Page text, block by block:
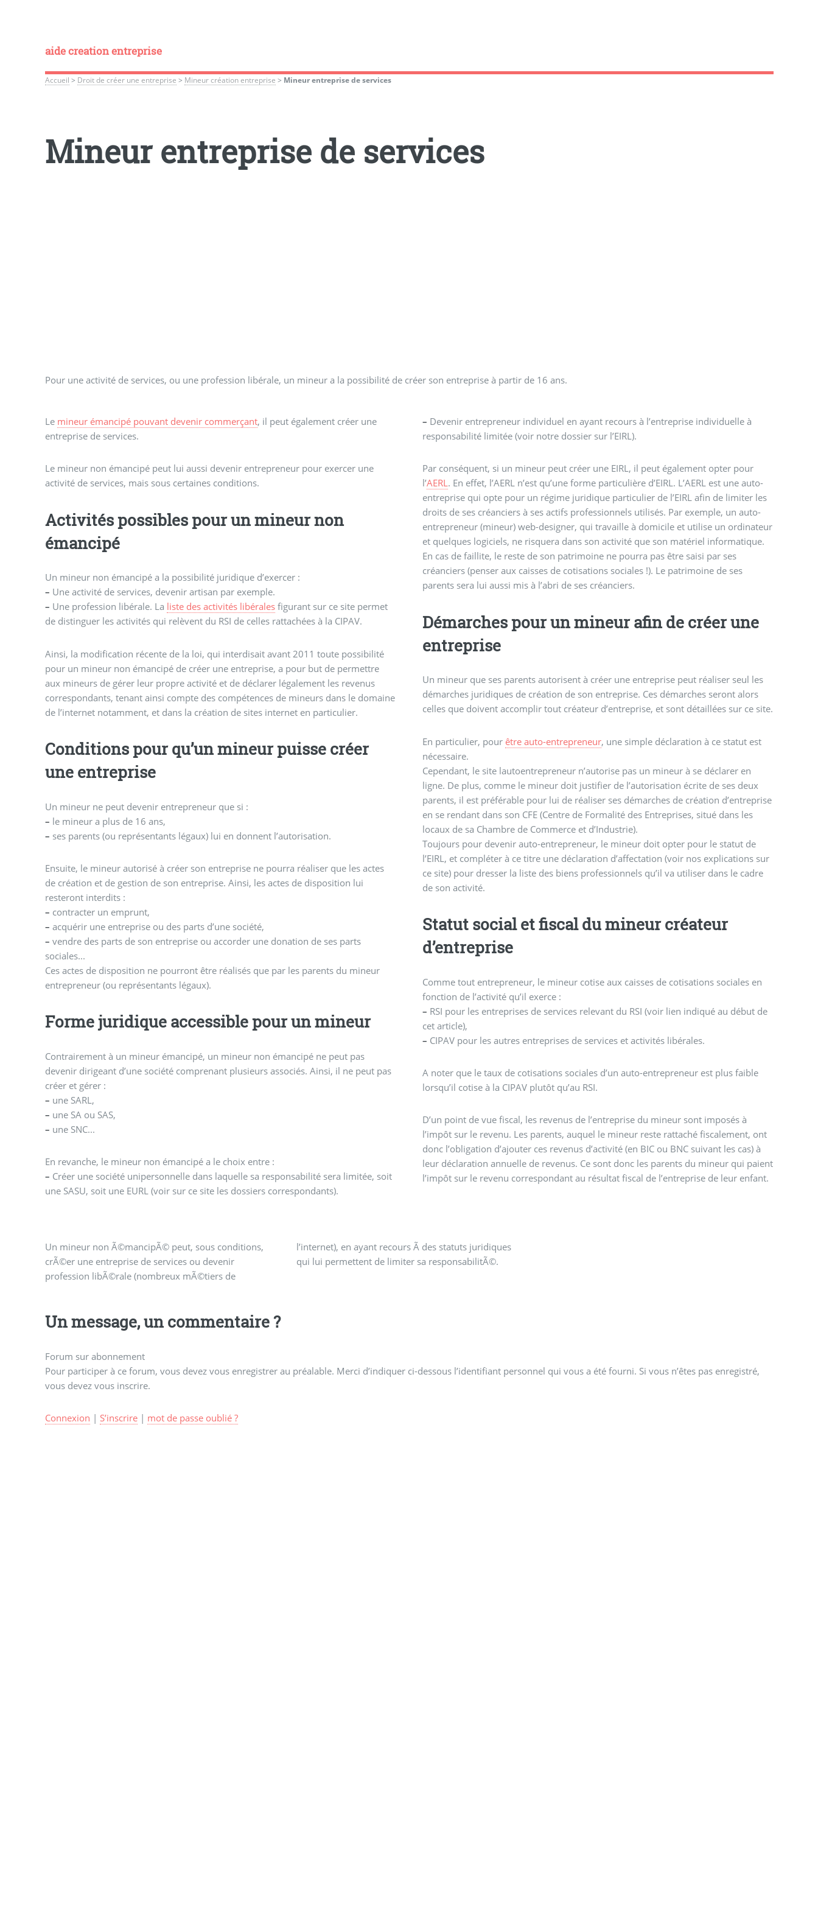
aide creation entreprise
Accueil > Droit de créer une entreprise > Mineur création entreprise > Mineur entreprise de services
Mineur entreprise de services
Pour une activité de services, ou une profession libérale, un mineur a la possibilité de créer son entreprise à partir de 16 ans.
Le mineur émancipé pouvant devenir commerçant, il peut également créer une
entreprise de services.
Le mineur non émancipé peut lui aussi devenir entrepreneur pour exercer une
activité de services, mais sous certaines conditions.
Activités possibles pour un mineur non
émancipé
Un mineur non émancipé a la possibilité juridique d’exercer :
– Une activité de services, devenir artisan par exemple.
– Une profession libérale. La liste des activités libéralesfigurant sur ce site permet
de distinguer les activités qui relèvent du RSI de celles rattachées à la CIPAV.
Ainsi, la modification récente de la loi, qui interdisait avant 2011 toute possibilité
pour un mineur non émancipé de créer une entreprise, a pour but de permettre
aux mineurs de gérer leur propre activité et de déclarer légalement les revenus
correspondants, tenant ainsi compte des compétences de mineurs dans le domaine
de l’internet notamment, et dans la création de sites internet en particulier.
Conditions pour qu’un mineur puisse créer
une entreprise
Un mineur ne peut devenir entrepreneur que si :
– le mineur a plus de 16 ans,
– ses parents (ou représentants légaux) lui en donnent l’autorisation.
Ensuite, le mineur autorisé à créer son entreprise ne pourra réaliser que les actes
de création et de gestion de son entreprise. Ainsi, les actes de disposition lui
resteront interdits :
– contracter un emprunt,
– acquérir une entreprise ou des parts d’une société,
– vendre des parts de son entreprise ou accorder une donation de ses parts
sociales...
Ces actes de disposition ne pourront être réalisés que par les parents du mineur
entrepreneur (ou représentants légaux).
Forme juridique accessible pour un mineur
Contrairement à un mineur émancipé, un mineur non émancipé ne peut pas
devenir dirigeant d’une société comprenant plusieurs associés. Ainsi, il ne peut pas
créer et gérer :
– une SARL,
– une SA ou SAS,
– une SNC...
En revanche, le mineur non émancipé a le choix entre :
– Créer une société unipersonnelle dans laquelle sa responsabilité sera limitée, soit
une SASU, soit une EURL (voir sur ce site les dossiers correspondants).
– Devenir entrepreneur individuel en ayant recours à l’entreprise individuelle à
responsabilité limitée (voir notre dossier sur l’EIRL).
Par conséquent, si un mineur peut créer une EIRL, il peut également opter pour
l’AERL. En effet, l’AERL n’est qu’une forme particulière d’EIRL. L’AERL est une auto-
entreprise qui opte pour un régime juridique particulier de l’EIRL afin de limiter les
droits de ses créanciers à ses actifs professionnels utilisés. Par exemple, un auto-
entrepreneur (mineur) web-designer, qui travaille à domicile et utilise un ordinateur
et quelques logiciels, ne risquera dans son activité que son matériel informatique.
En cas de faillite, le reste de son patrimoine ne pourra pas être saisi par ses
créanciers (penser aux caisses de cotisations sociales !). Le patrimoine de ses
parents sera lui aussi mis à l’abri de ses créanciers.
Démarches pour un mineur afin de créer une
entreprise
Un mineur que ses parents autorisent à créer une entreprise peut réaliser seul les
démarches juridiques de création de son entreprise. Ces démarches seront alors
celles que doivent accomplir tout créateur d’entreprise, et sont détaillées sur ce site.
En particulier, pour être auto-entrepreneur, une simple déclaration à ce statut est
nécessaire.
Cependant, le site lautoentrepreneur n’autorise pas un mineur à se déclarer en
ligne. De plus, comme le mineur doit justifier de l’autorisation écrite de ses deux
parents, il est préférable pour lui de réaliser ses démarches de création d’entreprise
en se rendant dans son CFE (Centre de Formalité des Entreprises, situé dans les
locaux de sa Chambre de Commerce et d’Industrie).
Toujours pour devenir auto-entrepreneur, le mineur doit opter pour le statut de
l’EIRL, et compléter à ce titre une déclaration d’affectation (voir nos explications sur
ce site) pour dresser la liste des biens professionnels qu’il va utiliser dans le cadre
de son activité.
Statut social et fiscal du mineur créateur
d’entreprise
Comme tout entrepreneur, le mineur cotise aux caisses de cotisations sociales en
fonction de l’activité qu’il exerce :
– RSI pour les entreprises de services relevant du RSI (voir lien indiqué au début de
cet article),
– CIPAV pour les autres entreprises de services et activités libérales.
A noter que le taux de cotisations sociales d’un auto-entrepreneur est plus faible
lorsqu’il cotise à la CIPAV plutôt qu’au RSI.
D’un point de vue fiscal, les revenus de l’entreprise du mineur sont imposés à
l’impôt sur le revenu. Les parents, auquel le mineur reste rattaché fiscalement, ont
donc l’obligation d’ajouter ces revenus d’activité (en BIC ou BNC suivant les cas) à
leur déclaration annuelle de revenus. Ce sont donc les parents du mineur qui paient
l’impôt sur le revenu correspondant au résultat fiscal de l’entreprise de leur enfant.
Un mineur non Ã©mancipÃ© peut, sous conditions,
crÃ©er une entreprise de services ou devenir
profession libÃ©rale (nombreux mÃ©tiers de
l’internet), en ayant recours Ã des statuts juridiques
qui lui permettent de limiter sa responsabilitÃ©.
Un message, un commentaire ?
Forum sur abonnement
Pour participer à ce forum, vous devez vous enregistrer au préalable. Merci d’indiquer ci-dessous l’identifiant personnel qui vous a été fourni. Si vous n’êtes pas enregistré,
vous devez vous inscrire.
Connexion | S’inscrire| mot de passe oublié ?